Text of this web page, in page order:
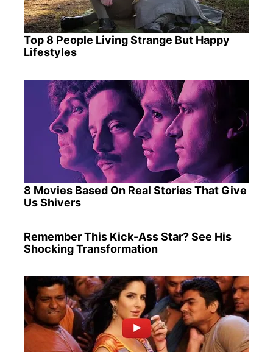
Top 8 People Living Strange But Happy
Lifestyles
8 Movies Based On Real Stories That Give
Us Shivers
Remember This Kick-Ass Star? See His
Shocking Transformation